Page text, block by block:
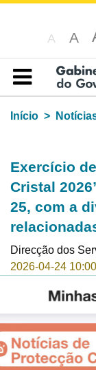
A A
Índice
Início
Exercício
Cristal
25, com a
Direcção dos
2026-04-24 10:00